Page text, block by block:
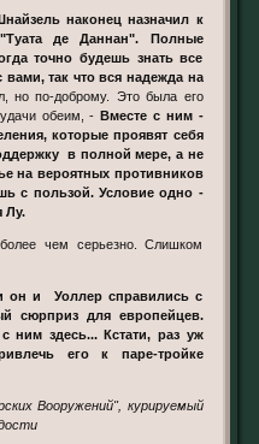
"Туата де Даннан". Полные
точно будешь знать все
так что вся надежда на
но по-доброму. Это была его
удачи обеим, -Вместе с ним -
которые проявят себя
в полной мере, а не
на вероятных противников
с пользой. Условие одно -
Лу.
сюрприз для европейцев.
ним здесь... Кстати, раз уж
его к паре-тройке